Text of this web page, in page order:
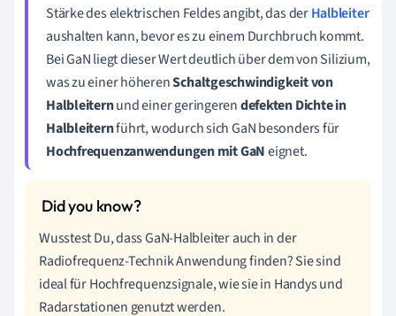
Stärke des elektrischen Feldes angibt, das derHalbleiter
aushalten kann, bevor es zu einem Durchbruch kommt.
Bei GaN liegt dieser Wert deutlich über dem von Silizium,
was zu einer höherenSchaltgeschwindigkeit von
Halbleiternund einer geringerendefekten Dichte in
Halbleiternführt, wodurch sich GaN besonders für
Hochfrequenzanwendungen mit GaNeignet.
Wusstest Du, dass GaN-Halbleiter auch in der
Radiofrequenz-Technik Anwendung finden? Sie sind
ideal für Hochfrequenzsignale, wie sie in Handys und
Radarstationen genutzt werden.